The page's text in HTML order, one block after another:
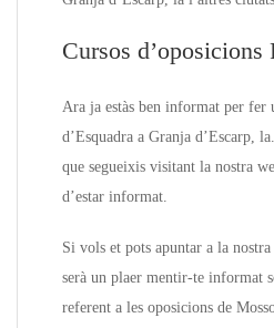
Cursos d’oposicions
Ara ja estàs ben informat per fer
d’Esquadra a Granja d’Escarp,
que segueixis visitant la nostra
d’estar informat.
Si vols et pots apuntar a la
serà un plaer mentir-te informat
referent a les oposicions de